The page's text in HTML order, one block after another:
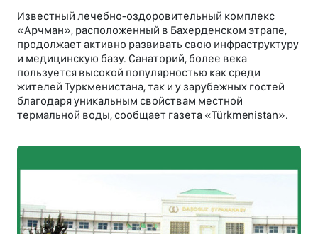
Известный лечебно-оздоровительный комплекс
«Арчман», расположенный в Бахерденском этрапе,
продолжает активно развивать свою инфраструктуру
и медицинскую базу. Санаторий, более века
пользуется высокой популярностью как среди
жителей Туркменистана, так и у зарубежных гостей
благодаря уникальным свойствам местной
термальной воды, сообщает газета «Türkmenistan».